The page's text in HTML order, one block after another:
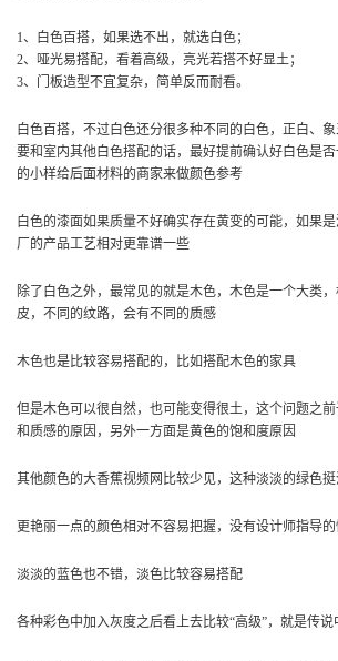
1、白色百搭，如果选不出，就选白色；
2、哑光易搭配，看着高级，亮光若搭不好显土；
3、门板造型不宜复杂，简单反而耐看。
白色百搭，不过白色还分很多种不同的白色，正白、
要和室内其他白色搭配的话，最好提前确认好白色是
的小样给后面材料的商家来做颜色参考
白色的漆面如果质量不好确实存在黄变的可能，如果
厂的产品工艺相对更靠谱一些
除了白色之外，最常见的就是木色，木色是一个大类
皮，不同的纹路，会有不同的质感
木色也是比较容易搭配的，比如搭配木色的家具
但是木色可以很自然，也可能变得很土，这个问题之
和质感的原因，另外一方面是黄色的饱和度原因
其他颜色的大香蕉视频网比较少见，这种淡淡的绿色
更艳丽一点的颜色相对不容易把握，没有设计师指导
淡淡的蓝色也不错，淡色比较容易搭配
各种彩色中加入灰度之后看上去比较“高级”，就是传说